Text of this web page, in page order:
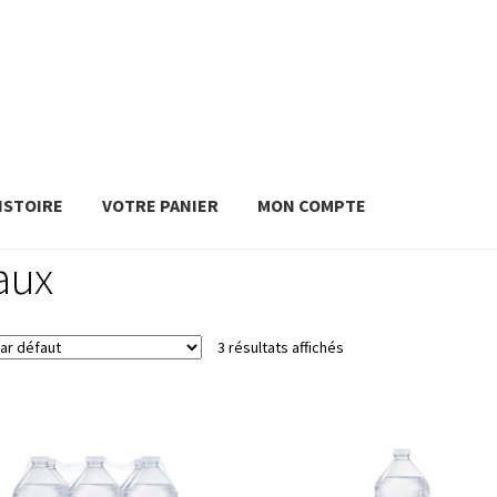
VOTRE PANIER MON COMPTE
3 résultats affichés